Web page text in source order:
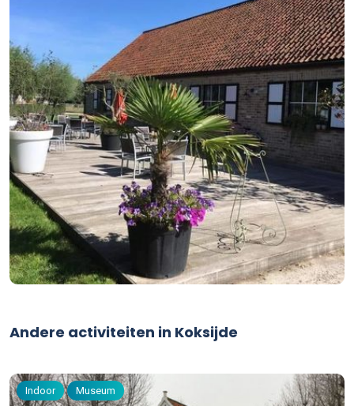
Andere activiteiten in Koksijde
Indoor Museum